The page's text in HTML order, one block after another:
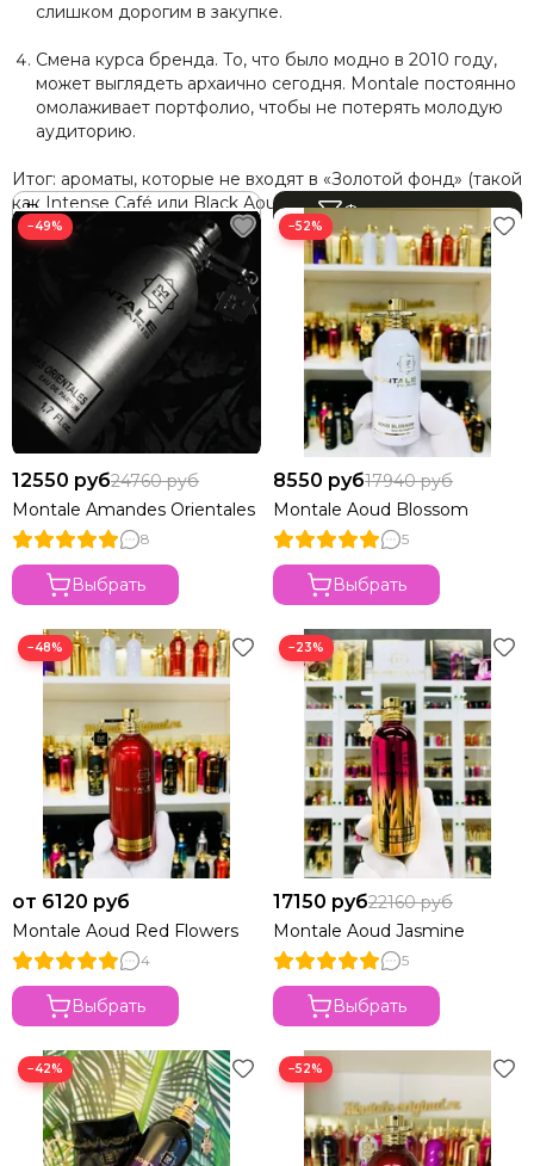
слишком дорогим в закупке.
Смена курса бренда. То, что было модно в 2010 году,
может выглядеть архаично сегодня. Montale постоянно
омолаживает портфолио, чтобы не потерять молодую
аудиторию.
Итог: ароматы, которые не входят в «Золотой фонд» (такой
как Intense Café или Black Aoud), постепенно исчезают.
Фильтр товаров
−49%
12550 руб24760 руб
Montale Amandes Orientales
8
Выбрать
−52%
8550 руб17940 руб
Montale Aoud Blossom
5
Выбрать
−48%
от 6120 руб
Montale Aoud Red Flowers
4
Выбрать
−23%
17150 руб22160 руб
Montale Aoud Jasmine
5
Выбрать
−42% −52%